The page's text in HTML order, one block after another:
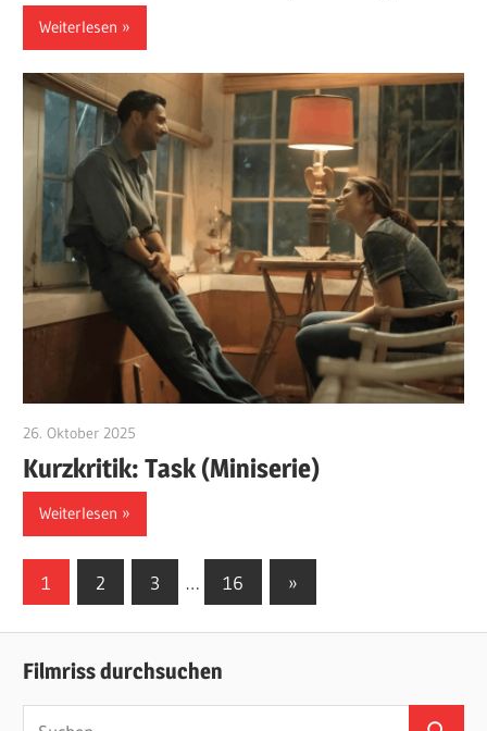
Weiterlesen
26. Oktober 2025
Kurzkritik: Task (Miniserie)
Weiterlesen
Seitennummerierung
Beiträge
1 2 3 … 16
Nächste
Beiträge
»
Filmriss durchsuchen